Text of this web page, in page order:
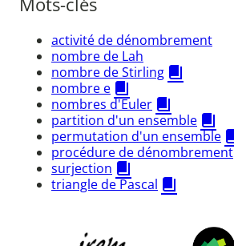
activité de dénombrement
nombre de Lah
nombre de Stirling
nombre e
nombres d'Euler
partition d'un ensemble
permutation d'un ensemble
procédure de dénombrement
surjection
triangle de Pascal